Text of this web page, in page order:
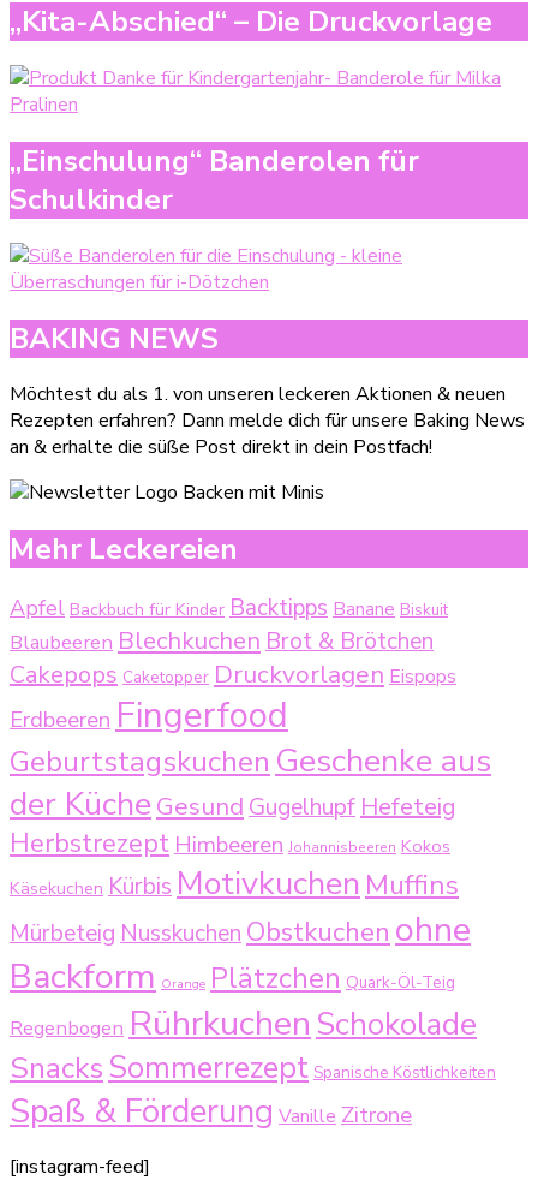
„Kita-Abschied“ – Die Druckvorlage
„Einschulung“ Banderolen für
Schulkinder
BAKING NEWS
Möchtest du als 1. von unseren leckeren Aktionen & neuen
Rezepten erfahren? Dann melde dich für unsere Baking News
an & erhalte die süße Post direkt in dein Postfach!
Mehr Leckereien
Apfel Backbuch für Kinder Backtipps Banane Biskuit
Blaubeeren Blechkuchen Brot & Brötchen
Cakepops Caketopper Druckvorlagen Eispops
Erdbeeren Fingerfood
Geburtstagskuchen Geschenke aus
der KücheGesund Gugelhupf Hefeteig
HerbstrezeptHimbeeren Johannisbeeren Kokos
Käsekuchen Kürbis Motivkuchen Muffins
Mürbeteig Nusskuchen Obstkuchen ohne
Backform Orange Plätzchen Quark-Öl-Teig
Regenbogen Rührkuchen Schokolade
SnacksSommerrezept Spanische Köstlichkeiten
Spaß & Förderung Vanille Zitrone
[instagram-feed]